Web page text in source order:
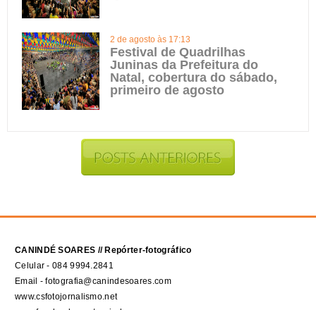
2 de agosto às 17:13
Festival de Quadrilhas
Juninas da Prefeitura do
Natal, cobertura do sábado,
primeiro de agosto
CANINDÉ SOARES // Repórter-fotográfico
Celular - 084 9994.2841
Email - fotografia@canindesoares.com
www.csfotojornalismo.net